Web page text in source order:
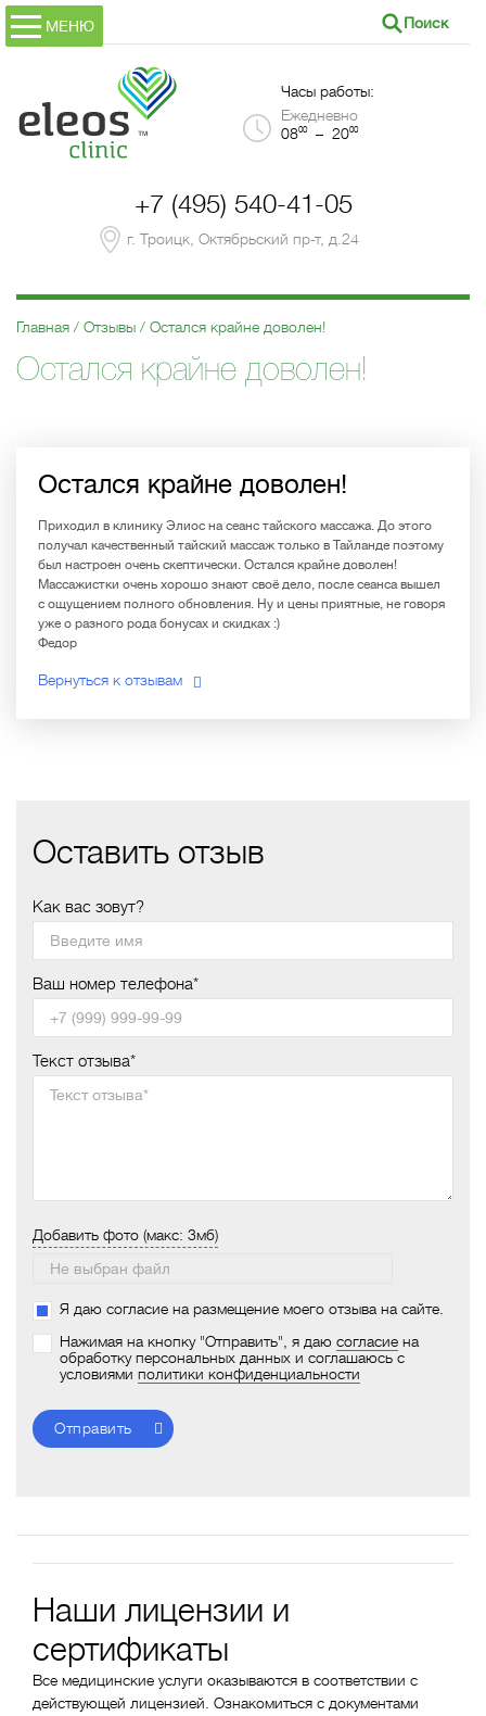
МЕНЮ Поиск
Часы работы:
Ежедневно
0800– 2000
+7 (495) 540-41-05
г. Троицк, Октябрьский пр-т, д.24
Главная Отзывы Остался крайне доволен!
Остался крайне доволен!
Остался крайне доволен!
Приходил в клинику Элиос на сеанс тайского массажа. До этого
получал качественный тайский массаж только в Тайланде поэтому
был настроен очень скептически. Остался крайне доволен!
Массажистки очень хорошо знают своё дело, после сеанса вышел
с ощущением полного обновления. Ну и цены приятные, не говоря
уже о разного рода бонусах и скидках :)
Федор
Вернуться к отзывам
Оставить отзыв
Как вас зовут?
Ваш номер телефона*
Текст отзыва*
Добавить фото (макс: 3мб)
Я даю согласие на размещение моего отзыва на сайте.
Нажимая на кнопку "Отправить", я даю согласие на
обработку персональных данных и соглашаюсь с
условиями политики конфиденциальности
Отправить
Наши лицензии и
сертификаты
Все медицинские услуги оказываются в соответствии с
действующей лицензией. Ознакомиться с документами